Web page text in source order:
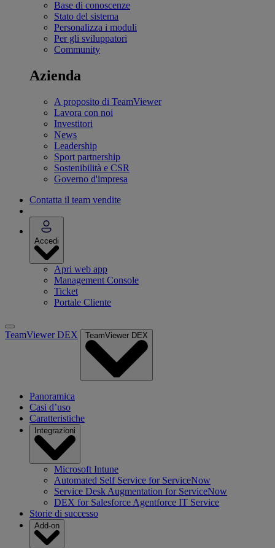
Base di conoscenze
Stato del sistema
Personalizza i moduli
Per gli sviluppatori
Community
Azienda
A proposito di TeamViewer
Lavora con noi
Investitori
News
Leadership
Sport partnership
Sostenibilità e CSR
Governo d'impresa
Contatta il team vendite
Accedi
Apri web app
Management Console
Ticket
Portale Cliente
TeamViewer DEX TeamViewer DEX
Panoramica
Casi d’uso
Caratteristiche
Integrazioni
Microsoft Intune
Automated Self Service for ServiceNow
Service Desk Augmentation for ServiceNow
DEX for Salesforce Agentforce IT Service
Storie di successo
Add-on